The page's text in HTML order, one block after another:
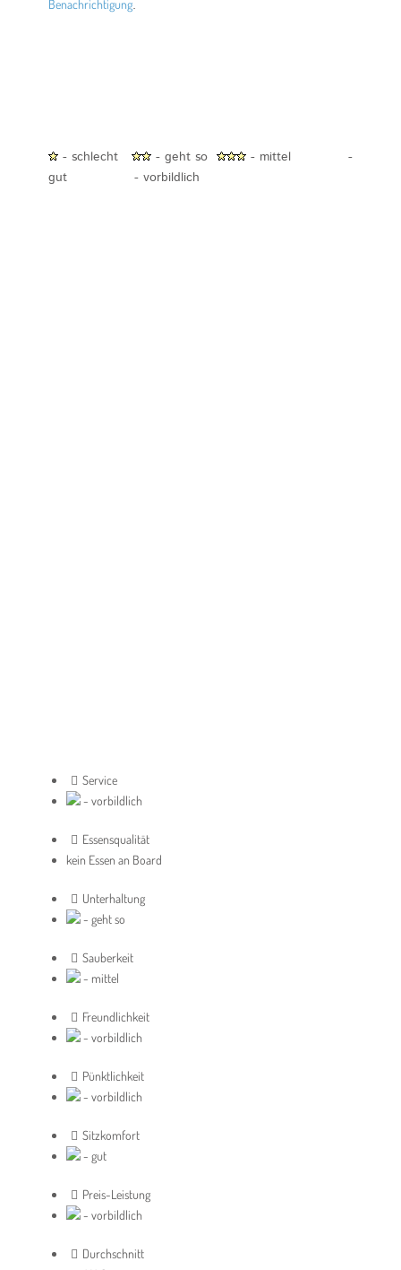
Benachrichtigung.
- schlecht - geht so - mittel
-
gut
- vorbildlich
Service
- vorbildlich
Essensqualität
kein Essen an Board
Unterhaltung
- geht so
Sauberkeit
- mittel
Freundlichkeit
- vorbildlich
Pünktlichkeit
- vorbildlich
Sitzkomfort
- gut
Preis-Leistung
- vorbildlich
Durchschnitt